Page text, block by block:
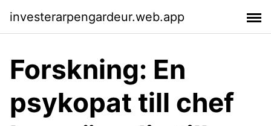
investerarpengardeur.web.app
Forskning: En
psykopat till chef